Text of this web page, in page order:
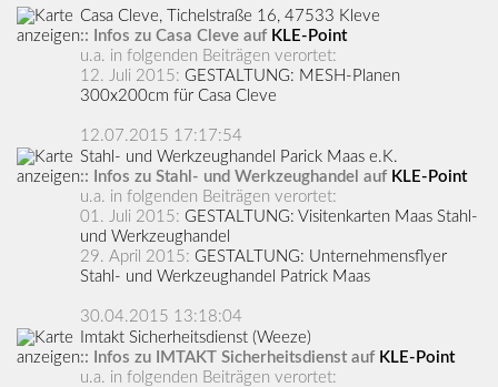
Casa Cleve, Tichelstraße 16, 47533 Kleve
:: Infos zu Casa Cleve auf KLE-Point
u.a. in folgenden Beiträgen verortet:
12. Juli 2015: GESTALTUNG: MESH-Planen
300x200cm für Casa Cleve
12.07.2015 17:17:54
Stahl- und Werkzeughandel Parick Maas e.K.
:: Infos zu Stahl- und Werkzeughandel auf KLE-Point
u.a. in folgenden Beiträgen verortet:
01. Juli 2015: GESTALTUNG: Visitenkarten Maas Stahl-
und Werkzeughandel
29. April 2015: GESTALTUNG: Unternehmensflyer
Stahl- und Werkzeughandel Patrick Maas
30.04.2015 13:18:04
Imtakt Sicherheitsdienst (Weeze)
:: Infos zu IMTAKT Sicherheitsdienst auf KLE-Point
u.a. in folgenden Beiträgen verortet: